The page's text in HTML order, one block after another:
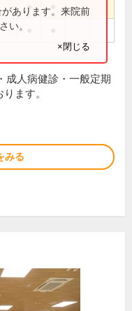
●
あります。来院前
い。
×閉じる
成人病健診・一般定期
ます。
みる